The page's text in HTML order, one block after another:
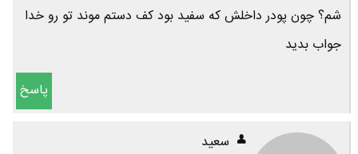
شم؟ چون پودر داخلش که سفید بود کف دستم موند تو رو خدا
جواب بدید
پاسخ
سعید